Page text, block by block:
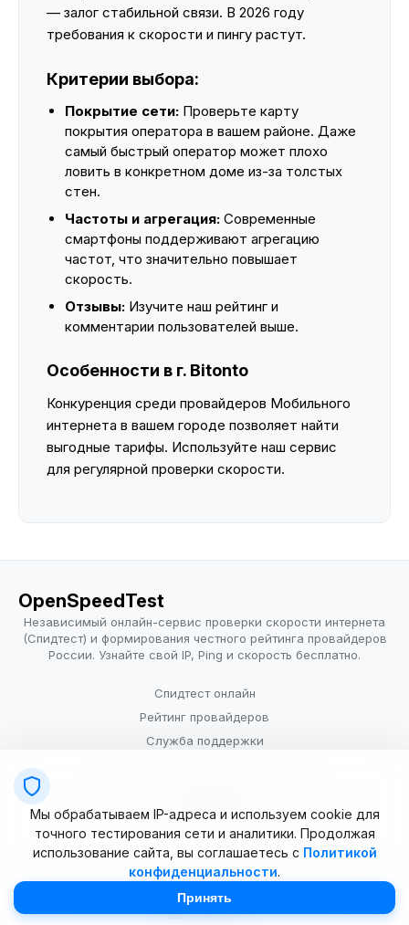
— залог стабильной связи. В 2026 году
требования к скорости и пингу растут.
Критерии выбора:
Покрытие сети: Проверьте карту
покрытия оператора в вашем районе. Даже
самый быстрый оператор может плохо
ловить в конкретном доме из-за толстых
стен.
Частоты и агрегация: Современные
смартфоны поддерживают агрегацию
частот, что значительно повышает
скорость.
Отзывы: Изучите наш рейтинг и
комментарии пользователей выше.
Особенности в г. Bitonto
Конкуренция среди провайдеров Мобильного
интернета в вашем городе позволяет найти
выгодные тарифы. Используйте наш сервис
для регулярной проверки скорости.
OpenSpeedTest
Независимый онлайн-сервис проверки скорости интернета
(Спидтест) и формирования честного рейтинга провайдеров
России. Узнайте свой IP, Ping и скорость бесплатно.
Спидтест онлайн
Рейтинг провайдеров
Служба поддержки
Условия использования
© 2025–2026 OpenSpeedTest (ИП Долматова В.В.). Все права
Мы обрабатываем IP-адреса и используем cookie для
точного тестирования сети и аналитики. Продолжая
использование сайта, вы соглашаетесь с Политикой
конфиденциальности.
Принять